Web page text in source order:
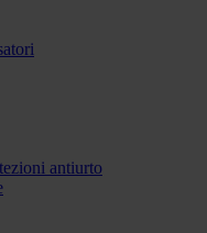
antiurto